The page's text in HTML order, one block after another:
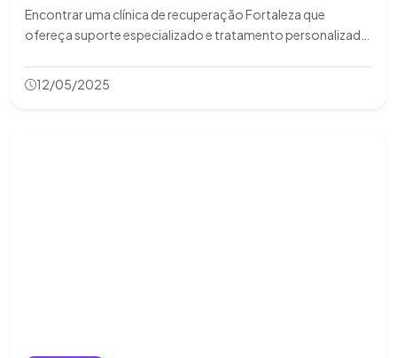
Encontrar uma clínica de recuperação Fortaleza que
ofereça suporte especializado e tratamento personalizado
ou alcoolismo. Neste artigo, exploramos os diferenciais das
melhores clínicas da região,
12/05/2025